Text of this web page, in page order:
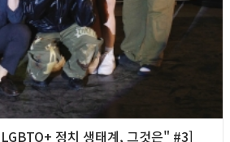
정치 생태계, 그것은" #3]